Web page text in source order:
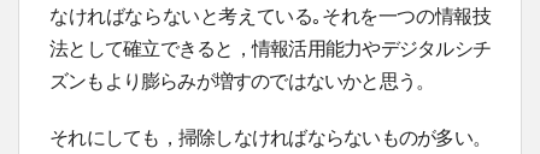
なければならないと考えている｡それを一つの情報技
法として確立できると，情報活用能力やデジタルシチ
ズンもより膨らみが増すのではないかと思う。
それにしても，掃除しなければならないものが多い。